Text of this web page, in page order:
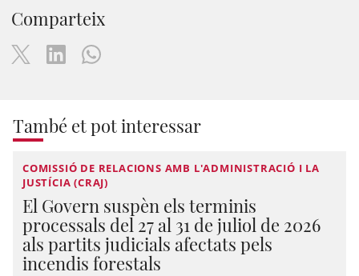
Comparteix
També et pot interessar
COMISSIÓ DE RELACIONS AMB L'ADMINISTRACIÓ I LA
JUSTÍCIA (CRAJ)
El Govern suspèn els terminis
processals del 27 al 31 de juliol de 2026
als partits judicials afectats pels
incendis forestals